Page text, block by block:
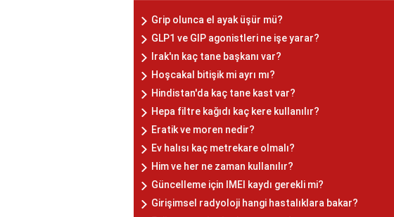
Grip olunca el ayak üşür mü?
GLP1 ve GIP agonistleri ne işe yarar?
Irak'ın kaç tane başkanı var?
Hoşcakal bitişik mi ayrı mı?
Hindistan'da kaç tane kast var?
Hepa filtre kağıdı kaç kere kullanılır?
Eratik ve moren nedir?
Ev halısı kaç metrekare olmalı?
Him ve her ne zaman kullanılır?
Güncelleme için IMEI kaydı gerekli mi?
Girişimsel radyoloji hangi hastalıklara bakar?